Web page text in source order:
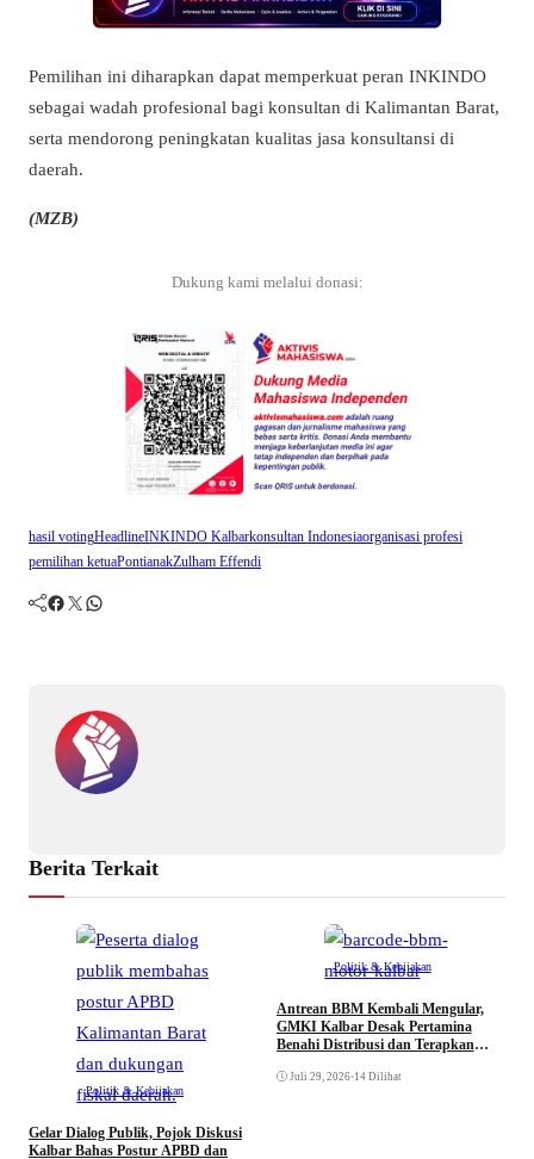
Pemilihan ini diharapkan dapat memperkuat peran INKINDO
sebagai wadah profesional bagi konsultan di Kalimantan Barat,
serta mendorong peningkatan kualitas jasa konsultansi di
daerah.
(MZB)
Dukung kami melalui donasi:
hasil votingHeadlineINKINDO Kalbarkonsultan Indonesiaorganisasi profesi
pemilihan ketuaPontianakZulham Effendi
Facebook Twitter WhatsApp
Berita Terkait
Politik & Kebijakan
Gelar Dialog Publik, Pojok Diskusi
Kalbar Bahas Postur APBD dan
Politik & Kebijakan
Antrean BBM Kembali Mengular,
GMKI Kalbar Desak Pertamina
Benahi Distribusi dan Terapkan
Juli 29, 2026•14 Dilihat